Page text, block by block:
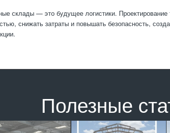
склады — это будущее логистики.
снижать затраты и повышать безопасность,
Полезные